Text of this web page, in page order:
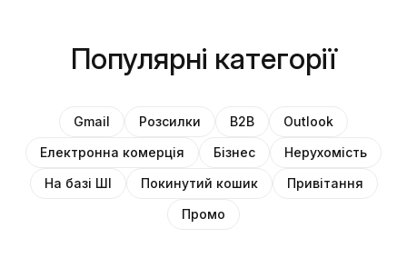
Популярні категорії
Gmail Розсилки B2B
Outlook
Електронна комерція
Бізнес
Нерухомість
На базі ШІ
Покинутий кошик
Привітання
Промо